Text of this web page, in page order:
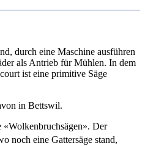
durch eine Maschine ausführen
als Antrieb für Mühlen. In dem
ist eine primitive Säge
in Bettswil.
«Wolkenbruchsägen». Der
noch eine Gattersäge stand,